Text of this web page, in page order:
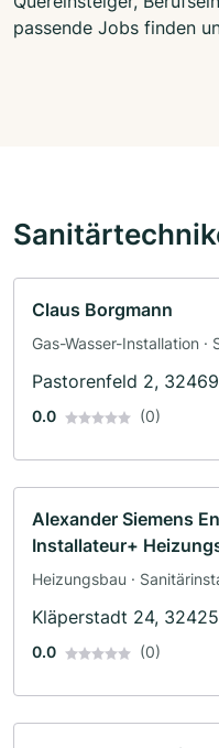
passende Jobs finden
Claus Borgmann
Gas-Wasser-Installation ·
Pastorenfeld 2,
0.0 (0)
Alexander Siemens
Installateur+
Heizungsbau ·
Kläperstadt 24,
0.0 (0)